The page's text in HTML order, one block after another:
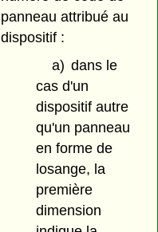
panneau attribué au
dispositif :
a) dans le
cas d'un
dispositif autre
qu'un panneau
en forme de
losange, la
première
dimension